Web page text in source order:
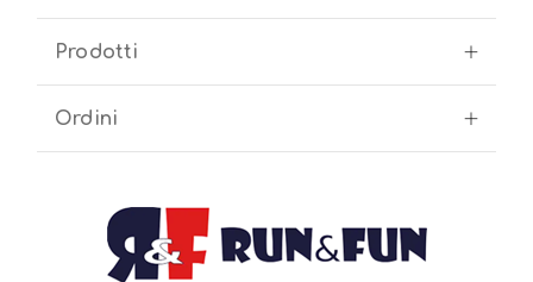
Prodotti
Ordini